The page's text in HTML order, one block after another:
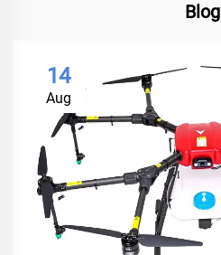
Blog
14
Aug